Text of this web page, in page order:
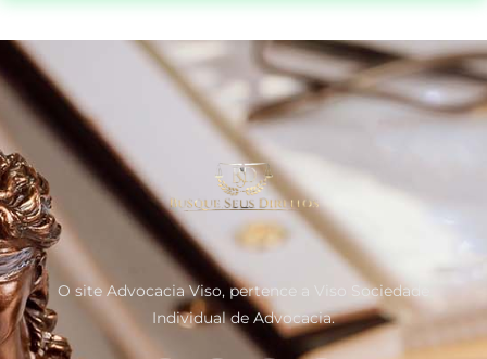
O site Advocacia Viso, pertence a Viso Sociedade
Individual de Advocacia.